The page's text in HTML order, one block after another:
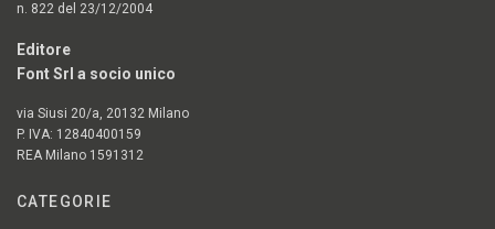
n. 822 del 23/12/2004
Editore
Font Srl a socio unico
via Siusi 20/a, 20132 Milano
P. IVA: 12840400159
REA Milano 1591312
CATEGORIE